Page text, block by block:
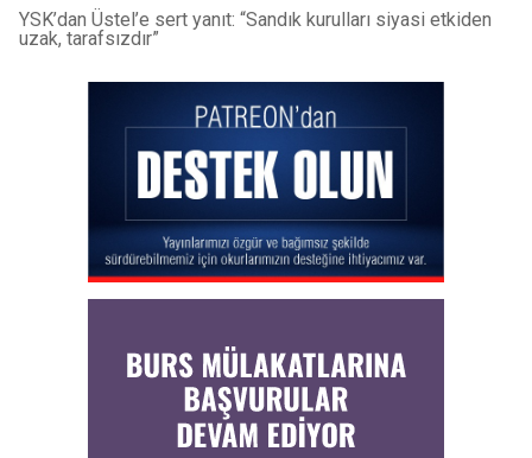
YSK’dan Üstel’e sert yanıt: “Sandık kurulları siyasi etkiden
uzak, tarafsızdır”